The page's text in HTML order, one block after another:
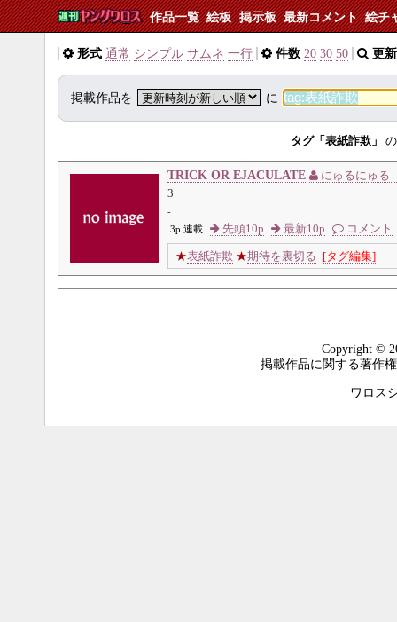
作品一覧 絵板 掲示板 最新コメント 絵チ
形式 通常 シンプル サムネ 一行 件数 20 30 50 更
掲載作品を に
タグ「表紙詐欺」
TRICK OR EJACULATE
にゅるにゅる
3
-
3p 連載
先頭10p 最新10p コメント
★表紙詐欺 ★期待を裏切る [タグ編集]
Copyright ©
掲載作品に関する著作
ワロス